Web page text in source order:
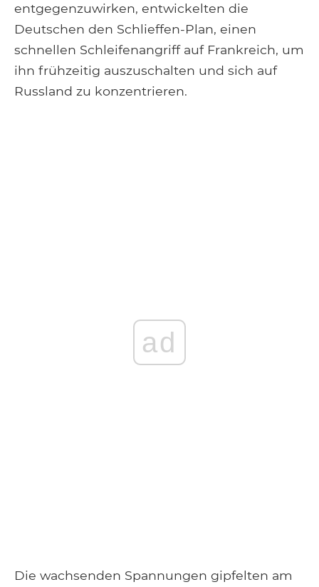
entgegenzuwirken, entwickelten die
Deutschen den Schlieffen-Plan, einen
schnellen Schleifenangriff auf Frankreich, um
ihn frühzeitig auszuschalten und sich auf
Russland zu konzentrieren.
ad
Die wachsenden Spannungen gipfelten am